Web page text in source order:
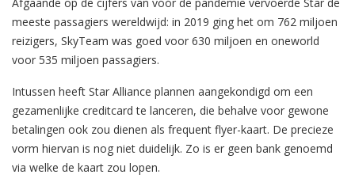
meeste passagiers wereldwijd: in 2019 ging het om 762 miljoen
reizigers, SkyTeam was goed voor 630 miljoen en oneworld
voor 535 miljoen passagiers.
Intussen heeft Star Alliance plannen aangekondigd om een
gezamenlijke creditcard te lanceren, die behalve voor gewone
betalingen ook zou dienen als frequent flyer-kaart. De precieze
vorm hiervan is nog niet duidelijk. Zo is er geen bank genoemd
via welke de kaart zou lopen.